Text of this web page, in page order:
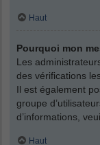
Haut
Pourquoi mon
Les
des vérifications
Il est également
groupe
d’informations,
Haut